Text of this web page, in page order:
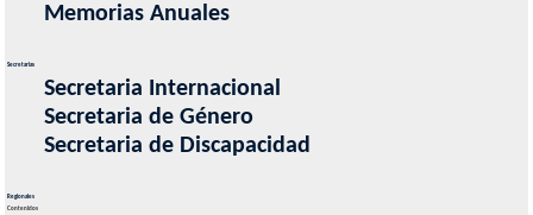
Memorias Anuales
Secretarias
Secretaria Internacional
Secretaria de Género
Secretaria de Discapacidad
Regionales
Contenidos